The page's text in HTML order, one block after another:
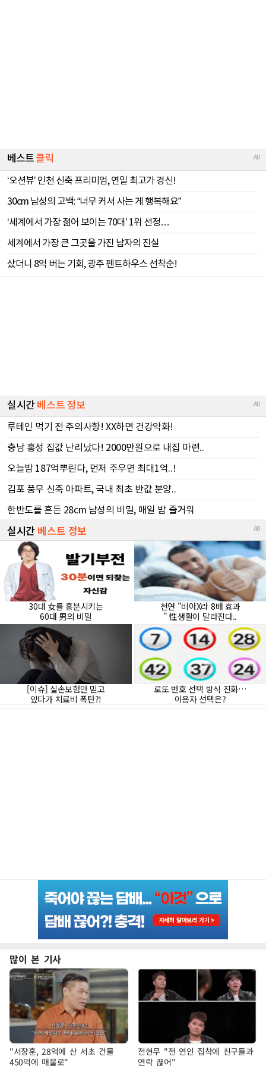
많이 본 기사
"서장훈, 28억에 산 서초 건물
450억에 매물로"
전현무 "전 연인 집착에 친구들과
연락 끊어"